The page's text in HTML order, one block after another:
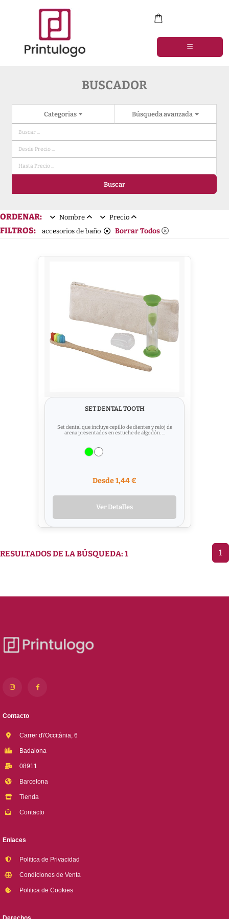
BUSCADOR
Categorias Búsqueda avanzada
Buscar
ORDENAR: Nombre Precio
FILTROS: accesorios de baño Borrar Todos
SET DENTAL TOOTH
Set dental que incluye cepillo de dientes y reloj de
arena presentados en estuche de algodón. ...
Desde 1,44 €
Ver Detalles
1
RESULTADOS DE LA BÚSQUEDA: 1
Contacto
Carrer d\'Occitània, 6
Badalona
08911
Barcelona
Tienda
Contacto
Enlaces
Politica de Privacidad
Condiciones de Venta
Politica de Cookies
Derechos